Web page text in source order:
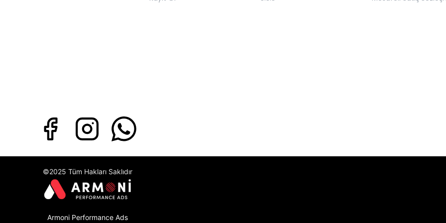
©2025 Tüm Hakları Saklıdır
Armoni Performance Ads